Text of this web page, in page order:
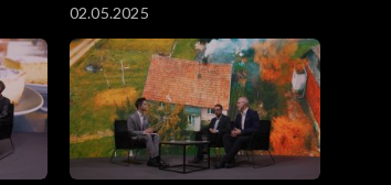
02.05.2025